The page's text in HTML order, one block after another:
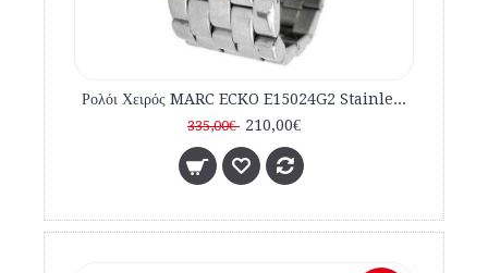
Ρολόι Χειρός MARC ECKO E15024G2 Stainless Steel Bracelet
335,00€ 210,00€